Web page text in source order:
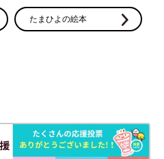
たまひよの絵本